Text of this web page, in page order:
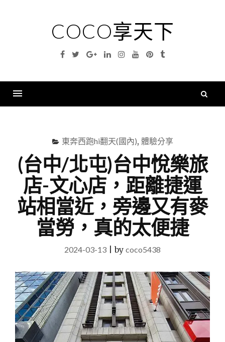
COCO享天下
Facebook
TwitterGoogleLinkedinInstagramYouTubePinterest
Tumblr
東奔西跑hi翻天(國內), 體驗分享
(台中/北屯)台中悅樂旅
店-文心店，距離捷運
站相當近，旁邊又有麥
當勞，真的太便捷
2024-03-13 |by coco5438